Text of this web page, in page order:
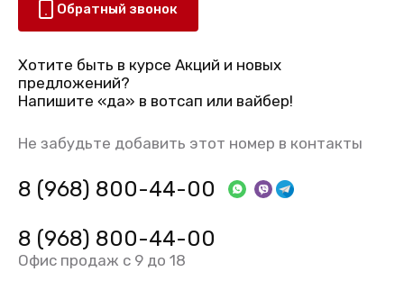
Обратный звонок
Хотите быть в курсе Акций и новых
предложений?
Напишите «да» в вотсап или вайбер!
Не забудьте добавить этот номер в контакты
8 (968) 800-44-00
8 (968) 800-44-00
Офис продаж с 9 до 18